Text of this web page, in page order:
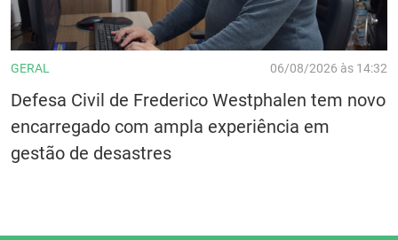
GERAL 06/08/2026 às 14:32
Defesa Civil de Frederico Westphalen tem novo
encarregado com ampla experiência em
gestão de desastres